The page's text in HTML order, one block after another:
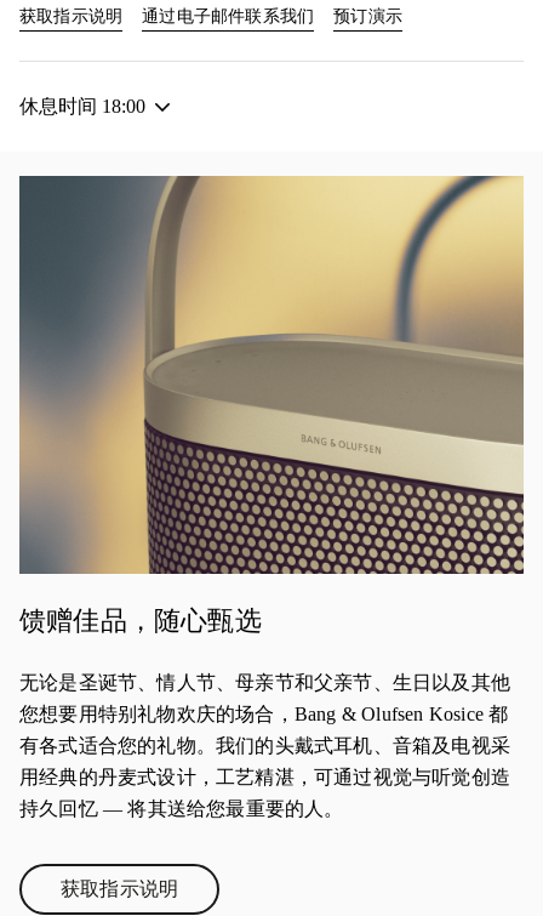
获取指示说明 Link Opens in New Tab
通过电子邮件联系我们 预订演示Link Opens in New
休息时间 18:00
馈赠佳品，随心甄选
无论是圣诞节、情人节、母亲节和父亲节、生日以及其他
您想要用特别礼物欢庆的场合，Bang & Olufsen Kosice 都
有各式适合您的礼物。我们的头戴式耳机、音箱及电视采
用经典的丹麦式设计，工艺精湛，可通过视觉与听觉创造
持久回忆 — 将其送给您最重要的人。
获取指示说明Link Opens in New Tab